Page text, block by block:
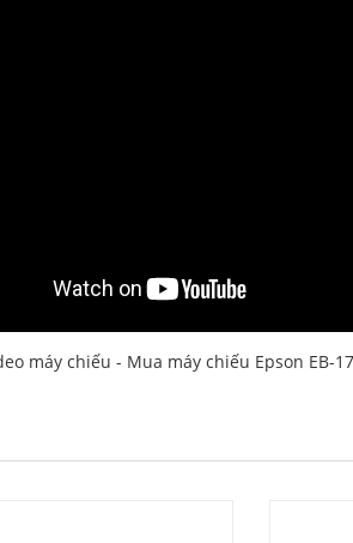
máy chiếu - Mua máy chiếu Epson EB-